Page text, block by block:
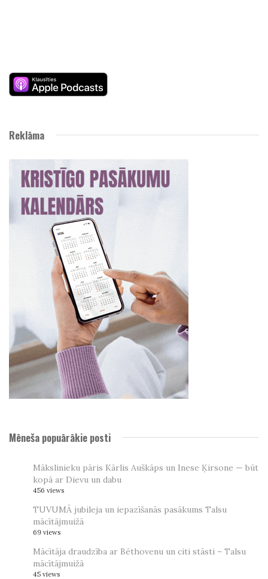
Reklāma
Mēneša popuārākie posti
Mākslinieku pāris Kārlis Auškāps un Inese Ķirsone — būt
kopā ar Dievu un dabu
456 views
TUVUMĀ jubileja un iepazīšanās pasākums Talsu
mācītājmuižā
69 views
Mācītāja draudzība ar Bēthovenu un citi stāsti – Talsu
mācītājmuižā
45 views